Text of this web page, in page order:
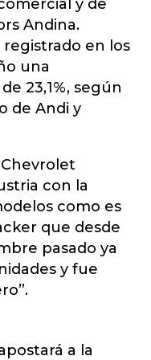
y de
Andina.
en los
una
23,1%, según
de Andi y
con la
como es
que desde
pasado ya
y fue
a la